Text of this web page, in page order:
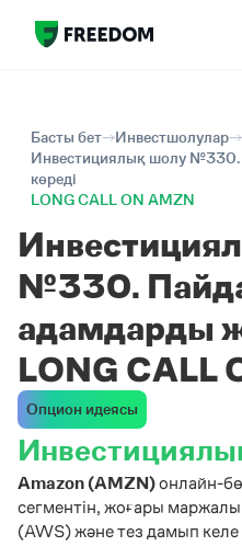
Басты бет
Инвестшолулар
Инвестициялық шолу №330.
көреді
LONG CALL ON AMZN
№330.
адамдарды
LONG CALL
Опцион идеясы
Amazon (AMZN)онлайн-
сегментін, жоғары
(AWS) және тез дамып